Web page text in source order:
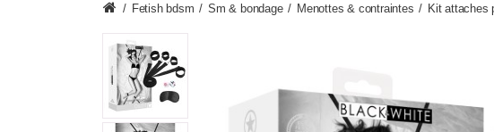
/ Fetish bdsm / Sm & bondage / Menottes & contraintes / Kit attaches